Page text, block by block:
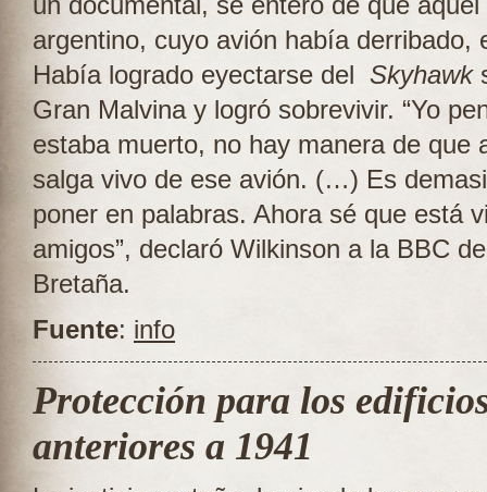
argentino, cuyo avión había derribado,
Había logrado eyectarse del Skyhawk
Gran Malvina y logró sobrevivir. “Yo
estaba muerto, no hay manera de que
salga vivo de ese avión. (…) Es
poner en palabras. Ahora sé que está
amigos”, declaró Wilkinson a la BBC
Bretaña.
Fuente: info
Protección para los
anteriores a 1941